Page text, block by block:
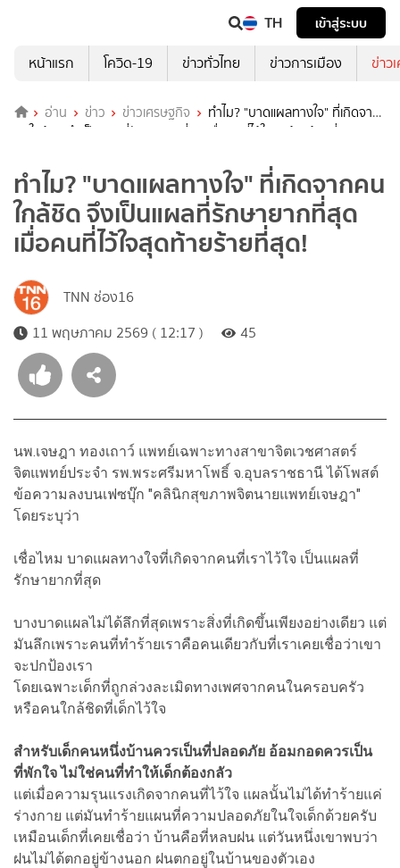
TH
เข้าสู่ระบบ
หน้าแรก
โควิด-19 ข่าวทั่วไทย ข่าวการเมือง ข่าว
อ่าน ข่าว ข่าวเศรษฐกิจ
ทำไม? "บาดแผลทางใจ" ที่เกิดจาก
คนใกล้ชิด จึงเป็นแผลที่รักษายากที่สุด เมื่อคนที่ไว้ใจสุดท้ายร้ายที่สุด!
ทำไม? "บาดแผลทางใจ" ที่เกิดจากคน
ใกล้ชิด จึงเป็นแผลที่รักษายากที่สุด
เมื่อคนที่ไว้ใจสุดท้ายร้ายที่สุด!
TNN ช่อง16
11 พฤษภาคม 2569 ( 12:17 )
45
นพ.เจษฎา ทองเถาว์ แพทย์เฉพาะทางสาขาจิตเวชศาสตร์
จิตแพทย์ประจำ รพ.พระศรีมหาโพธิ์ จ.อุบลราชธานี ได้โพสต์
ข้อความลงบนเฟซบุ๊ก "คลินิกสุขภาพจิตนายแพทย์เจษฎา"
โดยระบุว่า
เชื่อไหม บาดแผลทางใจที่เกิดจากคนที่เราไว้ใจ เป็นแผลที่
รักษายากที่สุด
บางบาดแผลไม่ได้ลึกที่สุดเพราะสิ่งที่เกิดขึ้นเพียงอย่างเดียว แต่
มันลึกเพราะคนที่ทำร้ายเราคือคนเดียวกับที่เราเคยเชื่อว่าเขา
จะปกป้องเรา
โดยเฉพาะเด็กที่ถูกล่วงละเมิดทางเพศจากคนในครอบครัว
หรือคนใกล้ชิดที่เด็กไว้ใจ
สำหรับเด็กคนหนึ่งบ้านควรเป็นที่ปลอดภัย อ้อมกอดควรเป็น
ที่พักใจ ไม่ใช่คนที่ทำให้เด็กต้องกลัว
แต่เมื่อความรุนแรงเกิดจากคนที่ไว้ใจ แผลนั้นไม่ได้ทำร้ายแค่
ร่างกาย แต่มันทำร้ายแผนที่ความปลอดภัยในใจเด็กด้วยครับ
เหมือนเด็กที่เคยเชื่อว่า บ้านคือที่หลบฝน แต่วันหนึ่งเขาพบว่า
ฝนไม่ได้ตกอยู่ข้างนอก ฝนตกอยู่ในบ้านของตัวเอง